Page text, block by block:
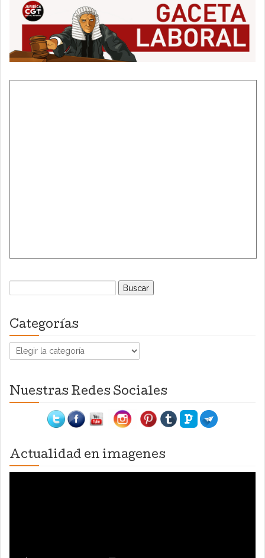
Buscar:
Categorías
Categorías
Nuestras Redes Sociales
Actualidad en imagenes